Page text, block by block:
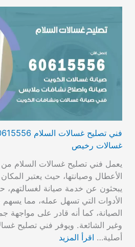
غسالات رخيص
يعمل فني تصليح غسالات السلام من
الأعطال وصيانتها، حيث يعتبر
يبحثون عن خدمة صيانة لغسالتهم،
الأدوات التي تسهل عمله، مما
الصيانة، كما أنه قادر على مواجهة
وغير الشائعة. ويوفر فني تصليح
أصلية… اقرأ المزيد